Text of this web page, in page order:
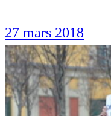
27 mars 2018